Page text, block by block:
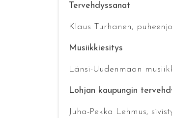
Tervehdyssanat
Klaus Turhanen,
Musiikkiesitys
Länsi-Uudenmaan
Lohjan kaupungin
Juha-Pekka Lehmus,